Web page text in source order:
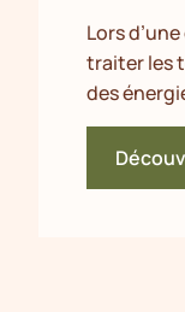
Lors
traiter les
des